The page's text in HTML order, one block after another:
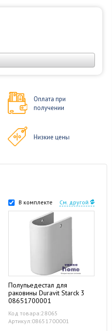
Оплата при
получении
Низкие цены
В комплекте См. другой
Полупьедестал для
раковины Duravit Starck 3
08651700001
Код товара:28065
Артикул:08651700001